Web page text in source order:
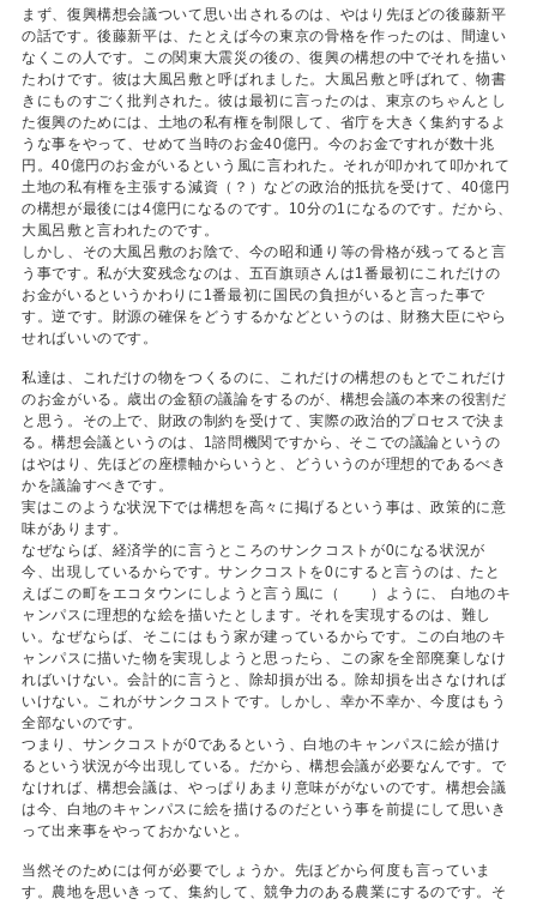
まず、復興構想会議ついて思い出されるのは、やはり先ほどの後藤新平
の話です。後藤新平は、たとえば今の東京の骨格を作ったのは、間違い
なくこの人です。この関東大震災の後の、復興の構想の中でそれを描い
たわけです。彼は大風呂敷と呼ばれました。大風呂敷と呼ばれて、物書
きにものすごく批判された。彼は最初に言ったのは、東京のちゃんとし
た復興のためには、土地の私有権を制限して、省庁を大きく集約するよ
うな事をやって、せめて当時のお金40億円。今のお金ですれが数十兆
円。40億円のお金がいるという風に言われた。それが叩かれて叩かれて
土地の私有権を主張する減資（？）などの政治的抵抗を受けて、40億円
の構想が最後には4億円になるのです。10分の1になるのです。だから、
大風呂敷と言われたのです。
しかし、その大風呂敷のお陰で、今の昭和通り等の骨格が残ってると言
う事です。私が大変残念なのは、五百旗頭さんは1番最初にこれだけの
お金がいるというかわりに1番最初に国民の負担がいると言った事で
す。逆です。財源の確保をどうするかなどというのは、財務大臣にやら
せればいいのです。
私達は、これだけの物をつくるのに、これだけの構想のもとでこれだけ
のお金がいる。歳出の金額の議論をするのが、構想会議の本来の役割だ
と思う。その上で、財政の制約を受けて、実際の政治的プロセスで決ま
る。構想会議というのは、1諮問機関ですから、そこでの議論というの
はやはり、先ほどの座標軸からいうと、どういうのが理想的であるべき
かを議論すべきです。
実はこのような状況下では構想を高々に掲げるという事は、政策的に意
味があります。
なぜならば、経済学的に言うところのサンクコストが0になる状況が
今、出現しているからです。サンクコストを0にすると言うのは、たと
えばこの町をエコタウンにしようと言う風に（ ）ように、 白地のキ
ャンパスに理想的な絵を描いたとします。それを実現するのは、難し
い。なぜならば、そこにはもう家が建っているからです。この白地のキ
ャンパスに描いた物を実現しようと思ったら、この家を全部廃棄しなけ
ればいけない。会計的に言うと、除却損が出る。除却損を出さなければ
いけない。これがサンクコストです。しかし、幸か不幸か、今度はもう
全部ないのです。
つまり、サンクコストが0であるという、白地のキャンパスに絵が描け
るという状況が今出現している。だから、構想会議が必要なんです。で
なければ、構想会議は、やっぱりあまり意味ががないのです。構想会議
は今、白地のキャンパスに絵を描けるのだという事を前提にして思いき
って出来事をやっておかないと。
当然そのためには何が必要でしょうか。先ほどから何度も言っていま
す。農地を思いきって、集約して、競争力のある農業にするのです。そ